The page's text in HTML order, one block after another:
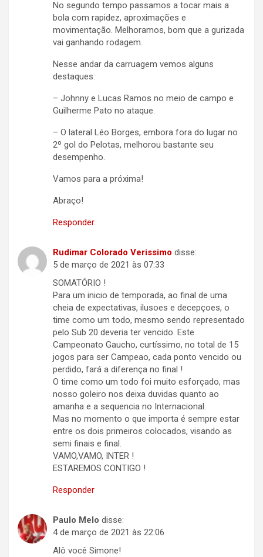
No segundo tempo passamos a tocar mais a
bola com rapidez, aproximações e
movimentação. Melhoramos, bom que a gurizada
vai ganhando rodagem.
Nesse andar da carruagem vemos alguns
destaques:
– Johnny e Lucas Ramos no meio de campo e
Guilherme Pato no ataque.
– O lateral Léo Borges, embora fora do lugar no
2º gol do Pelotas, melhorou bastante seu
desempenho.
Vamos para a próxima!
Abraço!
Responder
Rudimar Colorado Verissimo disse:
5 de março de 2021 às 07:33
SOMATÓRIO !
Para um inicio de temporada, ao final de uma
cheia de expectativas, ilusoes e decepçoes, o
time como um todo, mesmo sendo representado
pelo Sub 20 deveria ter vencido. Este
Campeonato Gaucho, curtíssimo, no total de 15
jogos para ser Campeao, cada ponto vencido ou
perdido, fará a diferença no final !
O time como um todo foi muito esforçado, mas
nosso goleiro nos deixa duvidas quanto ao
amanha e a sequencia no Internacional.
Mas no momento o que importa é sempre estar
entre os dois primeiros colocados, visando as
semi finais e final.
VAMO,VAMO, INTER !
ESTAREMOS CONTIGO !
Responder
Paulo Melo disse:
4 de março de 2021 às 22:06
Alô você Simone!